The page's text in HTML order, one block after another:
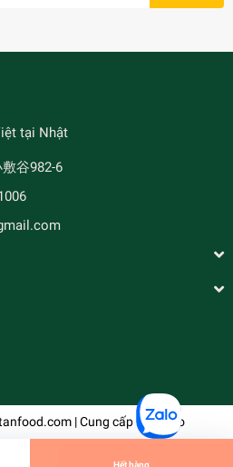
tại Nhật
谷982-6
| Cung cấp bởiSapo
Thanh Toán
Hết hàng